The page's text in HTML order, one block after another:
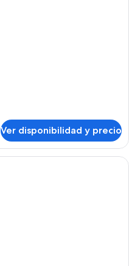
Ver disponibilidad y precio